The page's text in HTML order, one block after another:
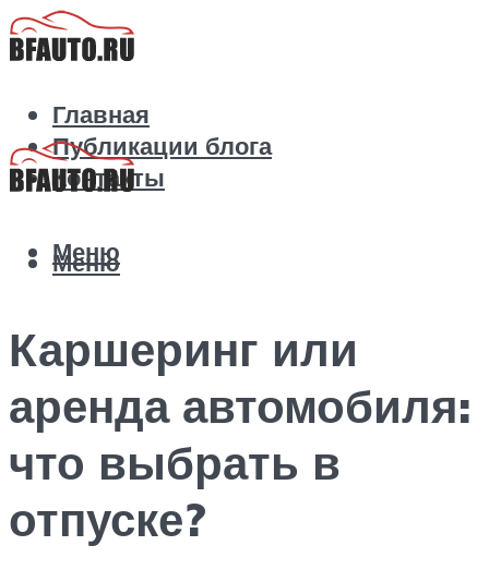
Главная
Публикации блога
Контакты
Меню
Меню
Каршеринг или
аренда автомобиля:
что выбрать в
отпуске?